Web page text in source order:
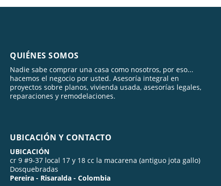
QUIÉNES SOMOS
Nadie sabe comprar una casa como nosotros, por eso...
hacemos el negocio por usted. Asesoría integral en
proyectos sobre planos, vivienda usada, asesorías legales,
reparaciones y remodelaciones.
UBICACIÓN Y CONTACTO
UBICACIÓN
cr 9 #9-37 local 17 y 18 cc la macarena (antiguo jota gallo)
Dosquebradas
Pereira - Risaralda - Colombia